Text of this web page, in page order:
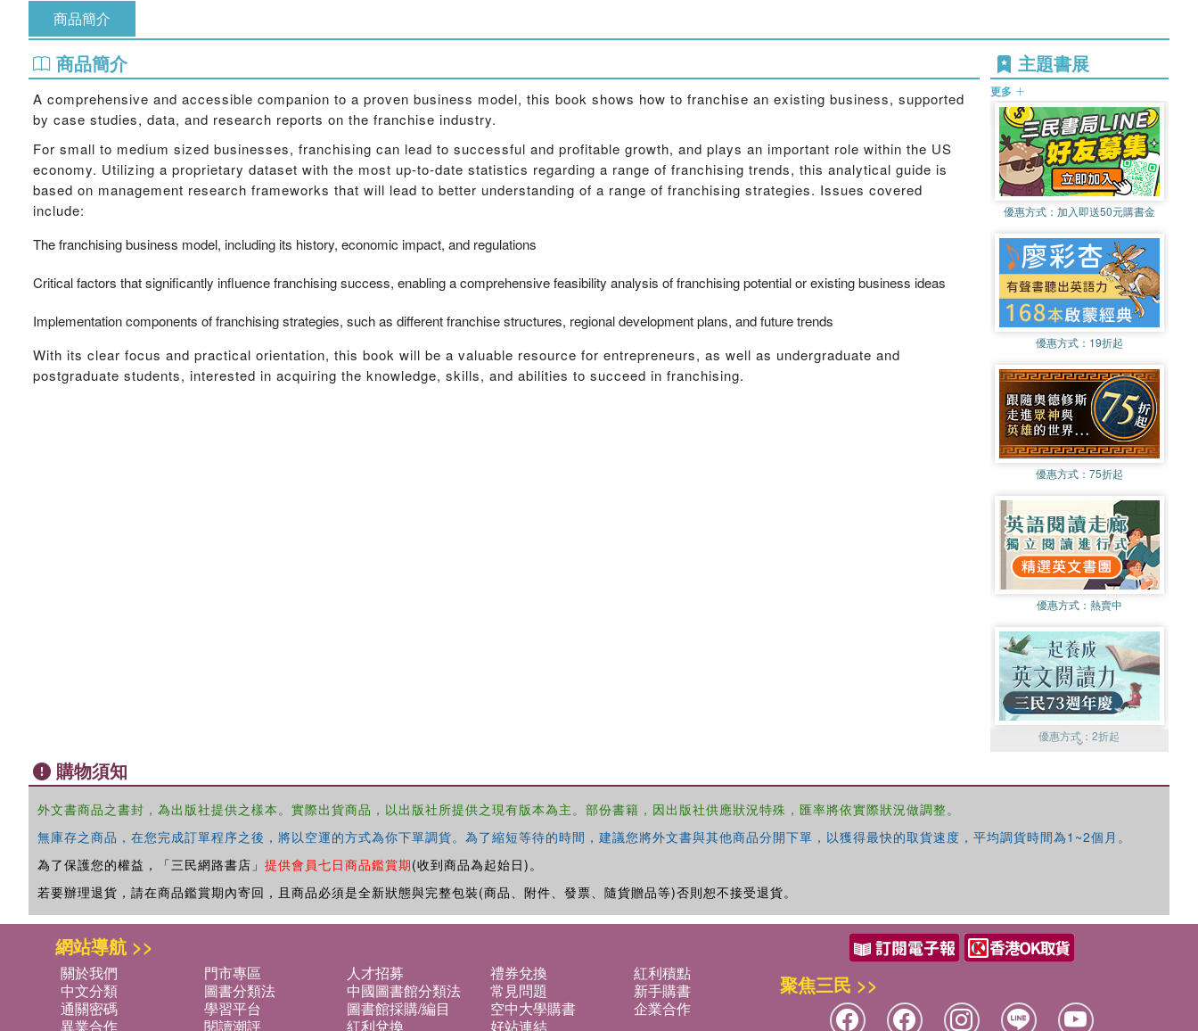
商品簡介
商品簡介
A comprehensive and accessible companion to a proven business model, this book shows how to franchise an existing business, supported
by case studies, data, and research reports on the franchise industry.
For small to medium sized businesses, franchising can lead to successful and profitable growth, and plays an important role within the US
economy. Utilizing a proprietary dataset with the most up-to-date statistics regarding a range of franchising trends, this analytical guide is
based on management research frameworks that will lead to better understanding of a range of franchising strategies. Issues covered
include:
The franchising business model, including its history, economic impact, and regulations
Critical factors that significantly influence franchising success, enabling a comprehensive feasibility analysis of franchising potential or existing business ideas
Implementation components of franchising strategies, such as different franchise structures, regional development plans, and future trends
With its clear focus and practical orientation, this book will be a valuable resource for entrepreneurs, as well as undergraduate and
postgraduate students, interested in acquiring the knowledge, skills, and abilities to succeed in franchising.
主題書展
更多
優惠方式： 加入即送50元購書金
優惠方式： 19折起
優惠方式： 75折起
優惠方式： 熱賣中
優惠方式：2折起
購物須知
外文書商品之書封，為出版社提供之樣本。實際出貨商品，以出版社所提供之現有版本為主。部份書籍，因出版社供應狀況特殊，匯率將依實際狀況做調整。
無庫存之商品，在您完成訂單程序之後，將以空運的方式為你下單調貨。為了縮短等待的時間，建議您將外文書與其他商品分開下單，以獲得最快的取貨速度，平均調貨時間為1~2個月。
為了保護您的權益，「三民網路書店」 提供會員七日商品鑑賞期(收到商品為起始日)。
若要辦理退貨，請在商品鑑賞期內寄回，且商品必須是全新狀態與完整包裝(商品、附件、發票、隨貨贈品等)否則恕不接受退貨。
網站導航 >>
關於我們 門市專區 人才招募 禮券兌換
紅利積點
中文分類
圖書分類法 中國圖書館分類法 常見問題
新手購書
通關密碼
學習平台 圖書館採購/編目 空中大學購書
企業合作
異業合作
閱讀潮評 紅利兌換 好站連結
聚焦三民 >>